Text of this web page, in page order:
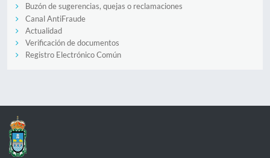
Buzón de sugerencias, quejas o reclamaciones
Canal AntiFraude
Actualidad
Verificación de documentos
Registro Electrónico Común